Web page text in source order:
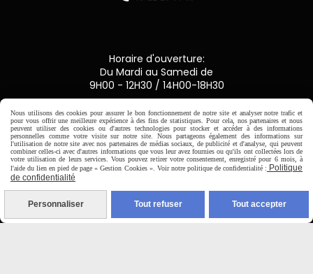
Horaire d'ouverture:
Du Mardi au Samedi de
9H00 - 12H30 / 14H00-18H30

Paiement sécurisé
CB Crédit Agricole
Virement bancaire
Nous utilisons des cookies pour assurer le bon fonctionnement de notre site et analyser notre trafic et
pour vous offrir une meilleure expérience à des fins de statistiques. Pour cela, nos partenaires et nous
peuvent utiliser des cookies ou d'autres technologies pour stocker et accéder à des informations
personnelles comme votre visite sur notre site. Nous partageons également des informations sur
l'utilisation de notre site avec nos partenaires de médias sociaux, de publicité et d'analyse, qui peuvent
combiner celles-ci avec d'autres informations que vous leur avez fournies ou qu'ils ont collectées lors de
votre utilisation de leurs services. Vous pouvez retirer votre consentement, enregistré pour 6 mois, à
l'aide du lien en pied de page « Gestion Cookies ». Voir notre politique de confidentialité : Politique
de confidentialité
Personnaliser Tout refuser Tout accepter